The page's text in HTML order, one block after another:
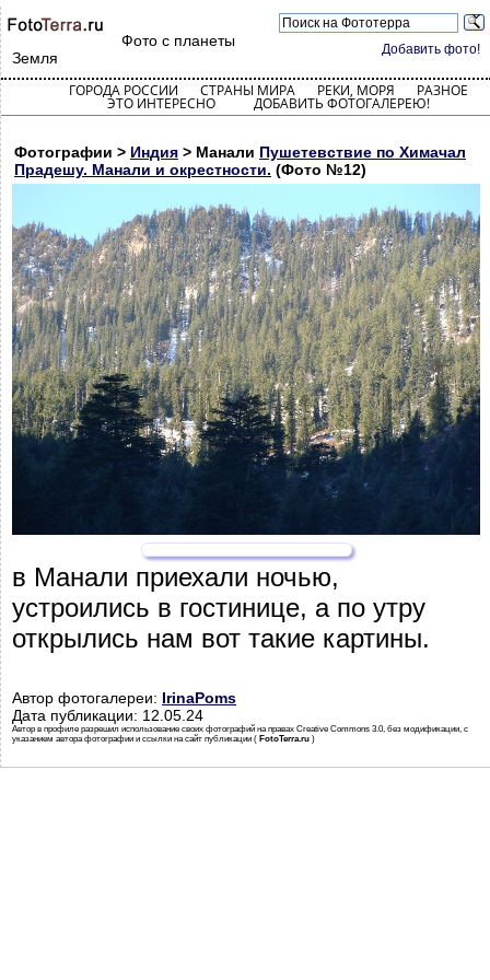
Добавить фото!
Фото с планеты
Земля
ГОРОДА РОССИИ СТРАНЫ МИРА РЕКИ, МОРЯ РАЗНОЕ
ЭТО ИНТЕРЕСНО ДОБАВИТЬ ФОТОГАЛЕРЕЮ!
Фотографии > Индия > Манали Пушетевствие по Химачал
Прадешу. Манали и окрестности. (Фото №12)
в Манали приехали ночью,
устроились в гостинице, а по утру
открылись нам вот такие картины.
Автор фотогалереи: IrinaPoms
Дата публикации: 12.05.24
Автор в профиле разрешил использование своих фотографий на правах Creative Commons 3.0, без модификации, с
указанием автора фотографии и ссылки на сайт публикации ( FotoTerra.ru )